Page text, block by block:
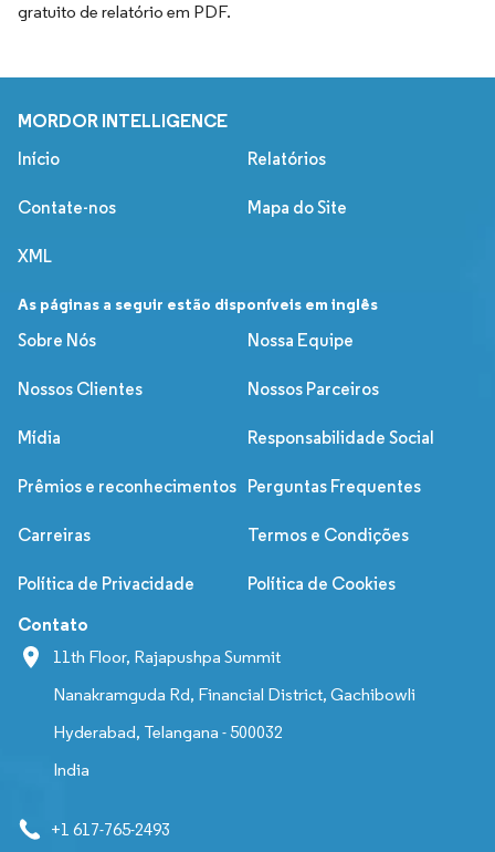
gratuito de relatório em PDF.
MORDOR INTELLIGENCE
Início Relatórios
Contate-nos Mapa do Site
XML
As páginas a seguir estão disponíveis em inglês
Sobre Nós
Nossa Equipe
Nossos Clientes Nossos Parceiros
Mídia Responsabilidade Social
Prêmios e reconhecimentos Perguntas Frequentes
Carreiras Termos e Condições
Política de Privacidade Política de Cookies
Contato
11th Floor, Rajapushpa Summit
Nanakramguda Rd, Financial District, Gachibowli
Hyderabad, Telangana - 500032
India
+1 617-765-2493